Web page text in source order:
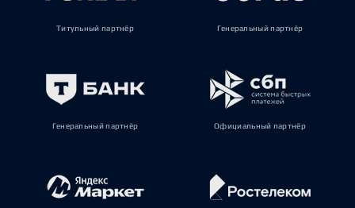
Титульный партнёр Генеральный партнёр
Генеральный партнёр Официальный партнёр